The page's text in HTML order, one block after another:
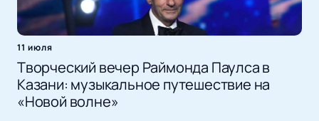
11 июля
Творческий вечер Раймонда Паулса в
Казани: музыкальное путешествие на
«Новой волне»